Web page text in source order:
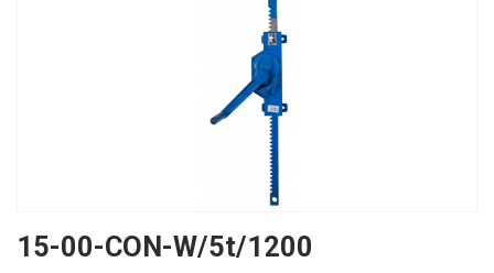
15-00-CON-W/5t/1200